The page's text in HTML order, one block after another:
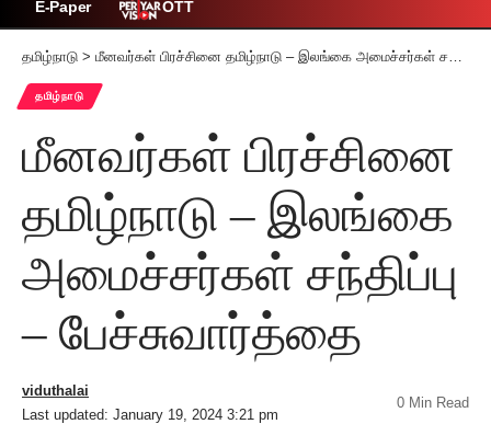
E-Paper OTT
தமிழ்நாடு > மீனவர்கள் பிரச்சினை தமிழ்நாடு – இலங்கை அமைச்சர்கள் சந்திப்பு – பேச்சுவார்த்தை
தமிழ்நாடு
மீனவர்கள் பிரச்சினை
தமிழ்நாடு – இலங்கை
அமைச்சர்கள் சந்திப்பு
– பேச்சுவார்த்தை
Last updated: January 19, 2024 3:21 pm
viduthalai
0 Min Read